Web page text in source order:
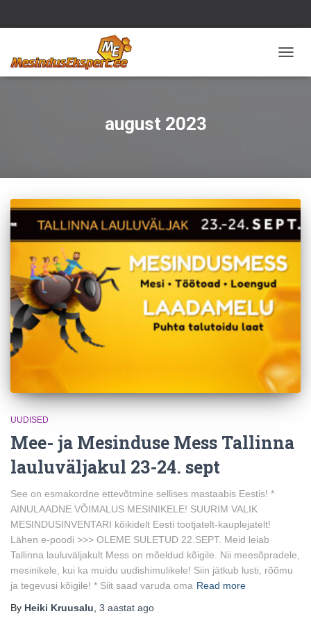
august 2023
UUDISED
Mee- ja Mesinduse Mess Tallinna
lauluväljakul 23-24. sept
See on esmakordne ettevõtmine sellises mastaabis Eestis! *
AINULAADNE VÕIMALUS MESINIKELE! SUURIM VALIK
MESINDUSINVENTARI kõikidelt Eesti tootjatelt-kauplejatelt!
Lähen e-poodi >>> OLEME SULETUD 22.SEPT. Meid leiab
Tallinna lauluväljakult Mess on mõeldud kõigile. Nii meesõpradele,
mesinikele, kui ka muidu uudishimulikele! Siin jätkub lusti, rõõmu
ja tegevusi kõigile! * Siit saad varuda oma Read more
By Heiki Kruusalu 3 aastat ago